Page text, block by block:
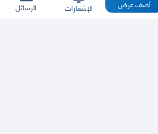
أضف عرض الإشعارات الرسائل